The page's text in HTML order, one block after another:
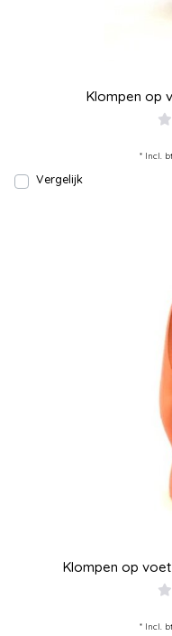
Klompen op
* Incl.
Vergelijk
Klompen op
* Incl.